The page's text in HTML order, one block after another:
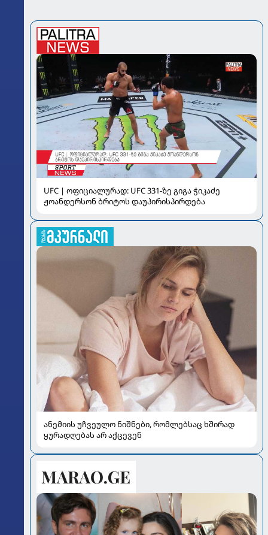
UFC | ოფიციალურად: UFC 331-ზე გიგა ჭიკაძე
ჟოანდერსონ ბრიტოს დაუპირისპირდება
ანემიის უჩვეულო ნიშნები, რომლებსაც ხშირად
ყურადღებას არ აქცევენ